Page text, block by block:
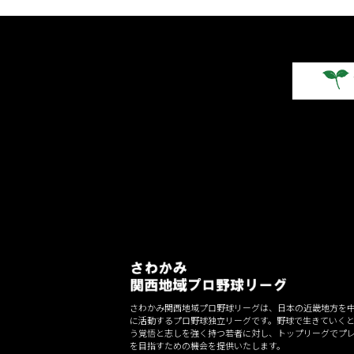
さわかみ関西地域プロ野球リーグは、日本の近畿地方を
に活動するプロ野球独立リーグです。野球で生きていく
う覚悟と志しを強く持つ若者に対し、トップリーグでプ
を目指すための機会を提供いたします。